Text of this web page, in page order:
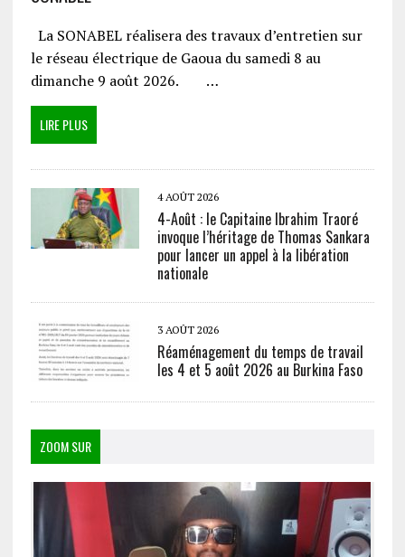
La SONABEL réalisera des travaux d’entretien sur
le réseau électrique de Gaoua du samedi 8 au
dimanche 9 août 2026. …
LIRE PLUS
4 AOÛT 2026
4-Août : le Capitaine Ibrahim Traoré
invoque l’héritage de Thomas Sankara
pour lancer un appel à la libération
nationale
3 AOÛT 2026
Réaménagement du temps de travail
les 4 et 5 août 2026 au Burkina Faso
ZOOM SUR